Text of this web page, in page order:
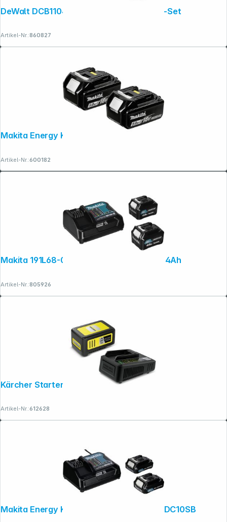
DeWalt DCB1104P2-QW 2x 18V 5Ah Akku-Set
Artikel-Nr.:860827
Artikel-Nr.:600182
Makita 191L68-0 Power Source Kit Li 12V 4Ah
Artikel-Nr.:805926
Kärcher Starter Kit Battery Power 18/50
Artikel-Nr.:612628
Makita Energy Kit 197658-5 2x BL1021B + DC10SB